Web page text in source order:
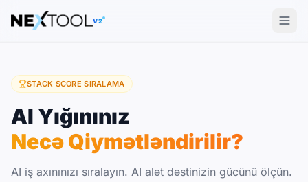
The AI tools directory — Find the Best AI Tools
V2
STACK SCORE SIRALAMA
AI Yığınınız
Necə Qiymətləndirilir?
AI iş axınınızı sıralayın. AI alət dəstinizin gücünü ölçün.